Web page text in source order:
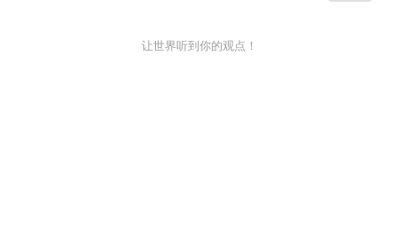
让世界听到你的观点！